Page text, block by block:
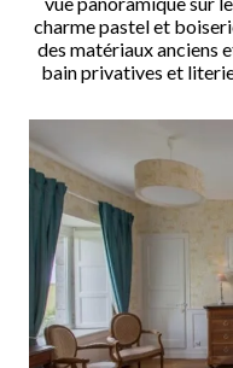
charme pastel et
des matériaux anciens
bain privatives et